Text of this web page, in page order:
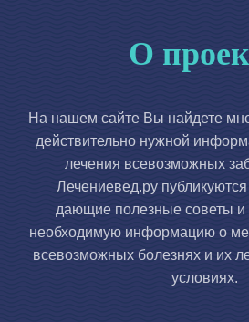
О
На нашем сайте Вы найдете
действительно нужной
лечения всевозможных
Лечениевед.ру
дающие полезные советы
необходимую информацию о
всевозможных болезнях и их
условиях.